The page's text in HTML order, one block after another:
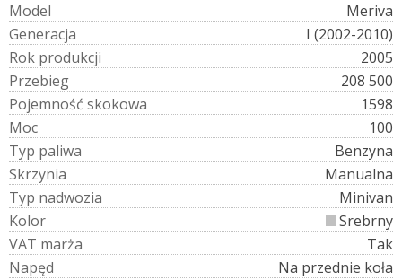
Model
Meriva
Generacja
I (2002-2010)
Rok produkcji
2005
Przebieg
208 500
Pojemność skokowa
1598
Moc
100
Typ paliwa
Benzyna
Skrzynia
Manualna
Typ nadwozia
Minivan
Kolor
Srebrny
VAT marża
Tak
Napęd
Na przednie koła